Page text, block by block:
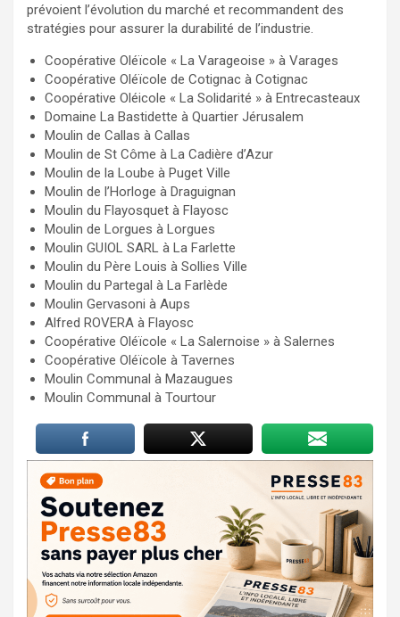
prévoient l’évolution du marché et recommandent des
stratégies pour assurer la durabilité de l’industrie.
Coopérative Oléïcole « La Varageoise » à Varages
Coopérative Oléïcole de Cotignac à Cotignac
Coopérative Oléicole « La Solidarité » à Entrecasteaux
Domaine La Bastidette à Quartier Jérusalem
Moulin de Callas à Callas
Moulin de St Côme à La Cadière d’Azur
Moulin de la Loube à Puget Ville
Moulin de l’Horloge à Draguignan
Moulin du Flayosquet à Flayosc
Moulin de Lorgues à Lorgues
Moulin GUIOL SARL à La Farlette
Moulin du Père Louis à Sollies Ville
Moulin du Partegal à La Farlède
Moulin Gervasoni à Aups
Alfred ROVERA à Flayosc
Coopérative Oléïcole « La Salernoise » à Salernes
Coopérative Oléïcole à Tavernes
Moulin Communal à Mazaugues
Moulin Communal à Tourtour